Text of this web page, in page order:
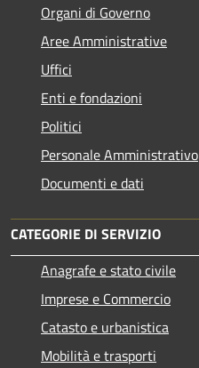
Organi di Governo
Aree Amministrative
Uffici
Enti e fondazioni
Politici
Personale Amministrativo
Documenti e dati
CATEGORIE DI SERVIZIO
Anagrafe e stato civile
Imprese e Commercio
Catasto e urbanistica
Mobilità e trasporti